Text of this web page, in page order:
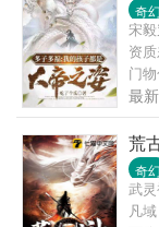
奇幻
宋
资
门
统
有
宋
法
备
候
最新
荒
奇幻
武
凡